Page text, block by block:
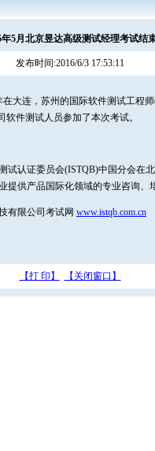
年5月北京昱达高级测试经理考试结
发布时间:2016/6/3 17:53:11
大连，苏州的国际软件测试工程
软件测试人员参加了本次考试。
试认证委员会(ISTQB)中国分会在
提供产品国际化领域的专业咨询、
有限公司考试网 www.istqb.com.cn
【打 印】 【关闭窗口】